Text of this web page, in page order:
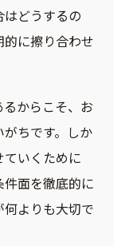
どうするの
に擦り合わせ
からこそ、お
ちです。しか
いくために
面を徹底的に
よりも大切で